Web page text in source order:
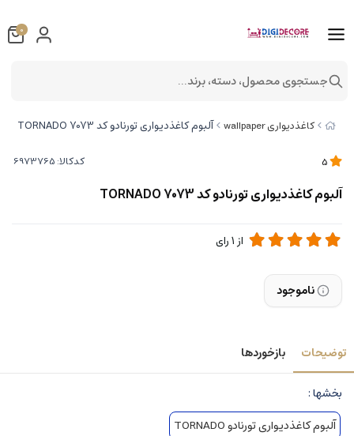
کاغذدیواری wallpaper آلبوم کاغذدیواری تورنادو کد 7073 TORNADO
کدکالا:
آلبوم کاغذدیواری تورنادو کد 7073 TORNADO
از 1رای
ناموجود
توضیحات بازخوردها
بخشها :
آلبوم کاغذدیواری تورنادو TORNADO
0
جستجوی محصول، دسته، برند...